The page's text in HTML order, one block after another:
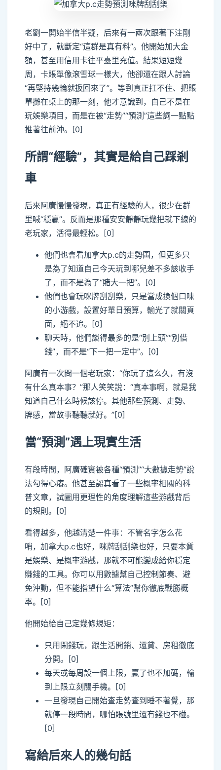
老劉一開始半信半疑，后來有一兩次跟著下注剛
好中了，就斷定“這群是真有料”。他開始加大金
額，甚至用信用卡往平臺里充值。結果短短幾
周，卡賬單像滾雪球一樣大，他卻還在跟人討論
“再堅持幾輪就扳回來了”。等到真正扛不住、把賬
單攤在桌上的那一刻，他才意識到，自己不是在
玩娛樂項目，而是在被“走勢”“預測”這些詞一點點
推著往前沖。[0]
所謂“經驗”，其實是給自己踩剎
車
后來阿廣慢慢發現，真正有經驗的人，很少在群
里喊“穩贏”。反而是那種安安靜靜玩幾把就下線的
老玩家，活得最輕松。[0]
他們也會看加拿大p.c的走勢圖，但更多只
是為了知道自己今天玩到哪兒差不多該收手
了，而不是為了“賭大一把”。[0]
他們也會玩咪牌刮刮樂，只是當成換個口味
的小游戲，設置好單日預算，輸光了就關頁
面，絕不追。[0]
聊天時，他們談得最多的是“別上頭”“別借
錢”，而不是“下一把一定中”。[0]
阿廣有一次問一個老玩家：“你玩了這么久，有沒
有什么真本事？”那人笑笑說：“真本事啊，就是我
知道自己什么時候該停。其他那些預測、走勢、
牌感，當故事聽聽就好。”[0]
當“預測”遇上現實生活
有段時間，阿廣確實被各種“預測”“大數據走勢”說
法勾得心癢。他甚至認真看了一些概率相關的科
普文章，試圖用更理性的角度理解這些游戲背后
的規則。[0]
看得越多，他越清楚一件事：不管名字怎么花
哨，加拿大p.c也好，咪牌刮刮樂也好，只要本質
是娛樂、是概率游戲，那就不可能變成給你穩定
賺錢的工具。你可以用數據幫自己控制節奏、避
免沖動，但不能指望什么“算法”幫你徹底戰勝概
率。[0]
他開始給自己定幾條規矩：
只用閑錢玩，跟生活開銷、還貸、房租徹底
分開。[0]
每天或每周設一個上限，贏了也不加碼，輸
到上限立刻關手機。[0]
一旦發現自己開始查走勢查到睡不著覺，那
就停一段時間，哪怕賬號里還有錢也不碰。
[0]
寫給后來人的幾句話